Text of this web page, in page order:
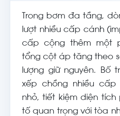
Trong bơm đa tầng,
lượt nhiều cấp cánh
cấp cộng thêm một
tổng cột áp tăng theo
lượng giữ nguyên. Bố
xếp chồng nhiều
nhỏ, tiết kiệm diện
tố quan trọng với tòa